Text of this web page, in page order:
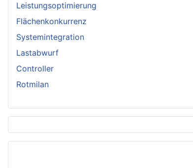
Leistungsoptimierung
Flächenkonkurrenz
Systemintegration
Lastabwurf
Controller
Rotmilan